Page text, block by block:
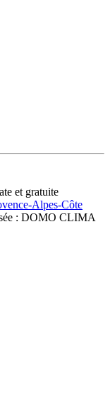
et gratuite
Alpes-Côte
: DOMO CLIMA